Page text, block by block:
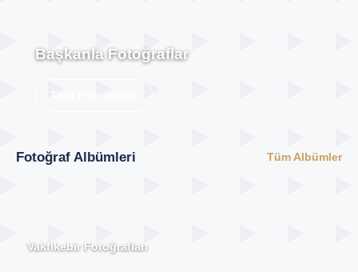
Başkanla Fotoğraflar
Fotoğraf Albümleri Tüm Albümler
Vakfıkebir Fotoğrafları